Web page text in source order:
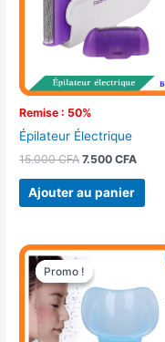
Remise : 50%
Épilateur Électrique
15.000CFA 7.500CFA
Ajouter au panier
Promo !
Promo !
Le
prix
initial
était :
14.900 CFA.
Le
est